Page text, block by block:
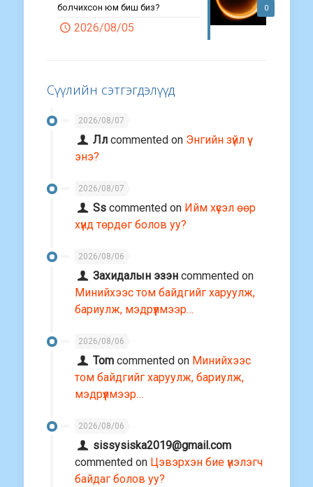
0
болчихсон юм биш биз?
2026/08/05
Сүүлийн сэтгэгдэлүүд
2026/08/07
Лл commented on Энгийн зүйл үү
энэ?
2026/08/07
Ss commented on Ийм хүсэл өөр
хүнд төрдөг болов уу?
2026/08/06
Захидалын эзэн commented on
Минийхээс том байдгийг харуулж,
бариулж, мэдрүүлмээр…
2026/08/06
Tom commented on Минийхээс
том байдгийг харуулж, бариулж,
мэдрүүлмээр…
2026/08/06
sissysiska2019@gmail.com
commented on Цэвэрхэн бие үнэлэгч
байдаг болов уу?